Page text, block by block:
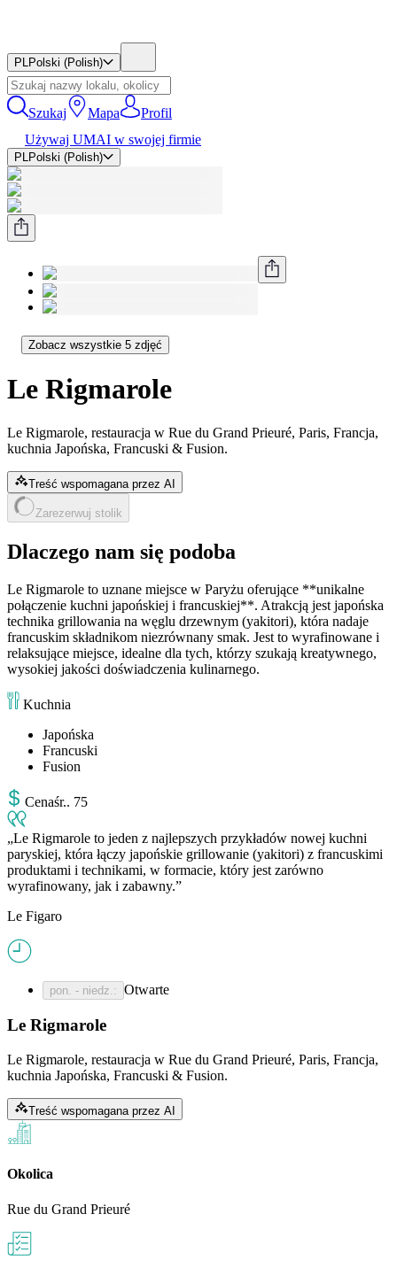
PLPolski (Polish)
Szukaj Mapa
Profil
Używaj UMAI w swojej firmie
PLPolski (Polish)
Zobacz wszystkie 5 zdjęć
Le Rigmarole
Le Rigmarole, restauracja w Rue du Grand Prieuré, Paris, Francja,
kuchnia Japońska, Francuski & Fusion.
Treść wspomagana przez AI
Zarezerwuj stolik
Dlaczego nam się podoba
Le Rigmarole to uznane miejsce w Paryżu oferujące **unikalne
połączenie kuchni japońskiej i francuskiej**. Atrakcją jest japońska
technika grillowania na węglu drzewnym (yakitori), która nadaje
francuskim składnikom niezrównany smak. Jest to wyrafinowane i
relaksujące miejsce, idealne dla tych, którzy szukają kreatywnego,
wysokiej jakości doświadczenia kulinarnego.
Kuchnia
Japońska
Francuski
Fusion
Cenaśr.. 75
Le Rigmarole to jeden z najlepszych przykładów nowej kuchni
paryskiej, która łączy japońskie grillowanie (yakitori) z francuskimi
produktami i technikami, w formacie, który jest zarówno
wyrafinowany, jak i zabawny.
Le Figaro
pon. - niedz. : Otwarte
Le Rigmarole
Le Rigmarole, restauracja w Rue du Grand Prieuré, Paris, Francja,
kuchnia Japońska, Francuski & Fusion.
Treść wspomagana przez AI
Okolica
Rue du Grand Prieuré